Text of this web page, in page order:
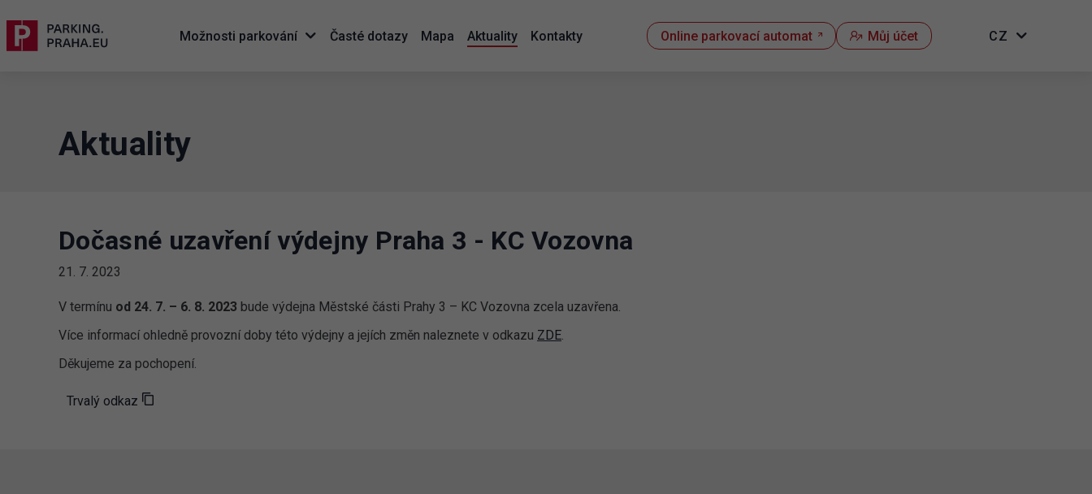
Možnosti parkování Časté dotazy Mapa Aktuality Kontakty Online parkovací automat Můj účet CZ
Aktuality
Dočasné uzavření výdejny Praha 3 - KC Vozovna
21. 7. 2023
V termínu od 24. 7. – 6. 8. 2023 bude výdejna Městské části Prahy 3 – KC Vozovna zcela uzavřena.
Více informací ohledně provozní doby této výdejny a jejích změn naleznete v odkazu ZDE.
Děkujeme za pochopení.
Trvalý odkaz